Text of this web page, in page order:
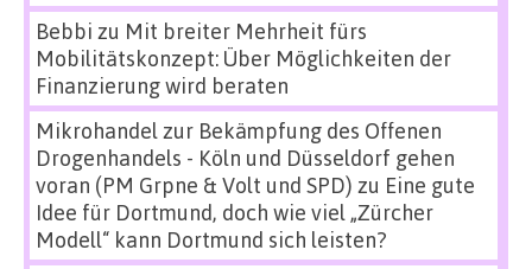
Bebbi zu Mit breiter Mehrheit fürs
Mobilitätskonzept: Über Möglichkeiten der
Finanzierung wird beraten
Mikrohandel zur Bekämpfung des Offenen
Drogenhandels - Köln und Düsseldorf gehen
voran (PM Grpne & Volt und SPD) zu Eine gute
Idee für Dortmund, doch wie viel „Zürcher
Modell“ kann Dortmund sich leisten?